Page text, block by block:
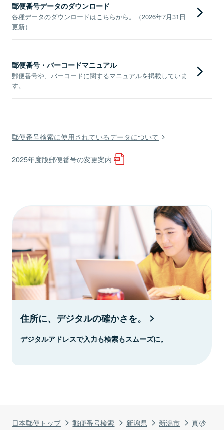
日本郵便トップ 郵便番号検索 新潟県 新潟市 真砂
郵便番号データのダウンロード
各種データのダウンロードはこちらから。（2026年7月31日
更新）
郵便番号・バーコードマニュアル
郵便番号や、バーコードに関するマニュアルを掲載していま
す。
郵便番号検索に使用されているデータについて
2025年度版郵便番号の変更案内
住所に、デジタルの確かさを。
デジタルアドレスで入力も検索もスムーズに。